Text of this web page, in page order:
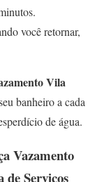
você retornar,
Vila
banheiro a cada
de água.
Vazamento
de Serviços